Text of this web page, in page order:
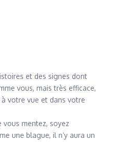
et des signes dont
vous, mais très efficace,
votre vue et dans votre
vous mentez, soyez
une blague, il n’y aura un